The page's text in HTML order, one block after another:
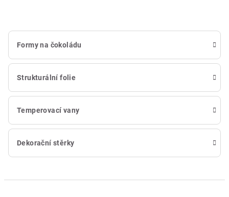
Formy na čokoládu
Strukturální folie
Temperovací vany
Dekorační stěrky